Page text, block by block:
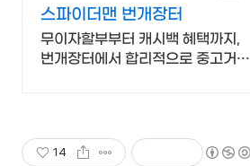
스파이더맨 번개장터
무이자할부부터 캐시백 혜택까지,
번개장터에서 합리적으로 중고거래
14